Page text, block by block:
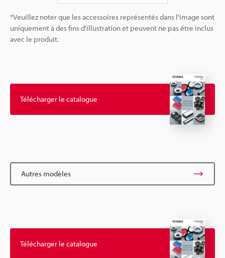
*Veuillez noter que les accessoires représentés dans l'image sont
uniquement à des fins d'illustration et peuvent ne pas être inclus
avec le produit.
Télécharger le catalogue
Autres modèles
Télécharger le catalogue